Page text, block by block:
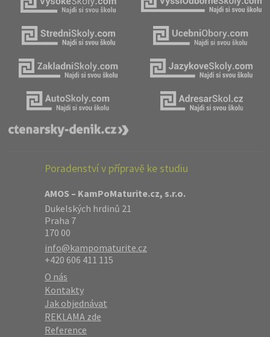
Poradenství v přípravě ke studiu
AMOS – KamPoMaturite.cz, s.r.o.
Dukelských hrdinů 21
Praha 7
170 00
info@kampomaturite.cz
+420 606 411 115
O nás
Kontakty
Jak objednávat
REKLAMA zde
Reference